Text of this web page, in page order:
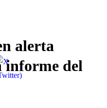
alerta
informe del